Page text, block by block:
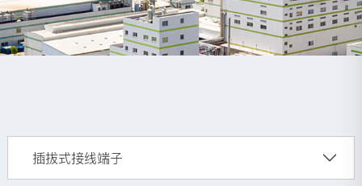
插拔式接线端子